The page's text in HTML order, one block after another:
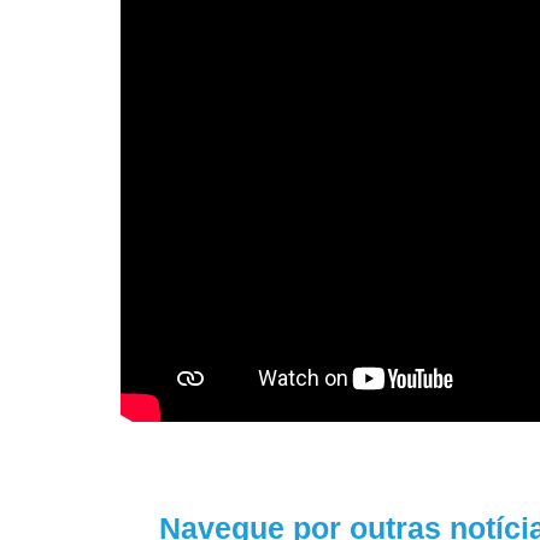
Navegue por outras